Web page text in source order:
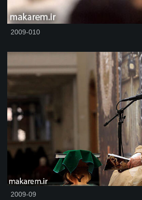
2009-010
2009-09